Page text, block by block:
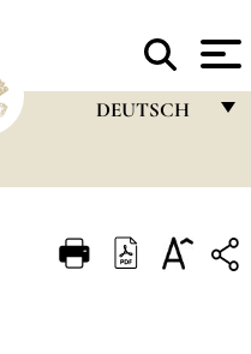
DEUTSCH
ITALIANO